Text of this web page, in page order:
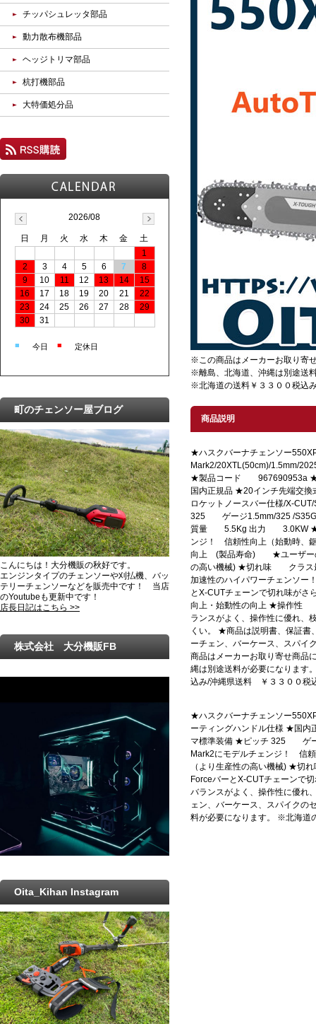
※この商品はメーカーお取り寄
※離島、北海道、沖縄は別途送
※北海道の送料￥３３００税込
商品説明
★ハスクバーナチェンソー
Mark2/20XTL(50cm)/1.5mm/
★製品コード 967690953a ★
国内正規品 ★20インチ先端交換
ロケットノースバー仕様/X-
325 ゲージ1.5mm/325 /
質量 5.5Kg 出力 3.0KW
ンジ！ 信頼性向上（始動時、
向上 (製品寿命) ★ユーザーの
の高い機械) ★切れ味 クラス
加速性のハイパワーチェンソ
とX-CUTチェーンで切れ味が
向上・始動性の向上 ★操作性
ランスがよく、操作性に優れ、
くい。 ★商品は説明書、保証書
ーチェン、バーケース、スパイ
商品はメーカーお取り寄せ商品
縄は別途送料が必要になります
込み/沖縄県送料 ￥３３００税
★ハスクバーナチェンソー
ーティングハンドル仕様 ★国内
マ標準装備 ★ピッチ 325
Mark2にモデルチェンジ！ 信
（より生産性の高い機械) ★
ForceバーとX-CUTチェーン
バランスがよく、操作性に優れ
ェン、バーケース、スパイク
料が必要になります。 ※北海道
チッパシュレッタ部品
動力散布機部品
ヘッジトリマ部品
杭打機部品
大特価処分品
2026/08
日 月 火 水 木 金
土
1
2
3 4 5 6 7
8
9
10 11 12 13 14
15
16
17 18 19 20 21
22
23
24 25 26 27 28
29
30
31
■ 今日 ■ 定休日
町のチェンソー屋ブログ
こんにちは！大分機販の秋好です。
エンジンタイプのチェンソーや刈払機、バッ
テリーチェンソーなどを販売中です！ 当店
のYoutubeも更新中です！
店長日記はこちら >>
株式会社 大分機販FB
Oita_Kihan Instagram